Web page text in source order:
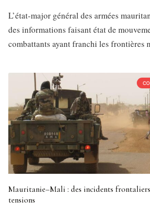
L’état-major général des armées
des informations faisant état de
combattants ayant franchi les frontières
Mauritanie–Mali : des incidents
tensions